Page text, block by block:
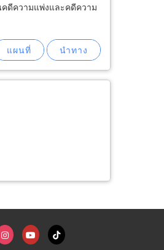
ดีความแพ่งและคดีความ